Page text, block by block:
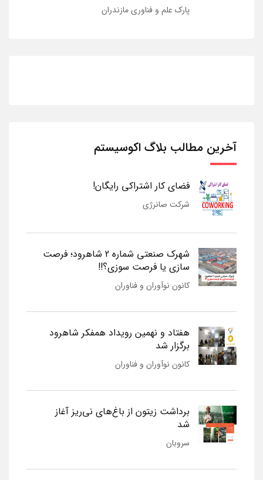
پارک علم و فناوری مازندران
آخرین مطالب بلاگ اکوسیستم
فضای کار اشتراکی رایگان!
شرکت صانرژی
شهرک صنعتی شماره 2 شاهرود؛ فرصت
سازی یا فرصت سوزی؟!!
کانون نوآوران و فناوران
هفتاد و نهمین رویداد همفکر شاهرود
برگزار شد
کانون نوآوران و فناوران
برداشت زیتون از باغ‌های نی‌ریز آغاز
شد
سروبان